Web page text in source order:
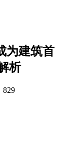
为建筑首
析
829